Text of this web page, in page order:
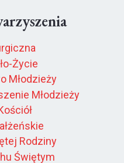
Życie
Młodzieży
Młodzieży
Rodziny
Świętym